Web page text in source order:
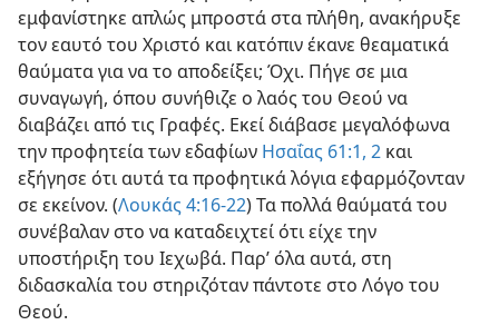
εμφανίστηκε απλώς μπροστά στα πλήθη, ανακήρυξε
τον εαυτό του Χριστό και κατόπιν έκανε θεαματικά
θαύματα για να το αποδείξει; Όχι. Πήγε σε μια
συναγωγή, όπου συνήθιζε ο λαός του Θεού να
διαβάζει από τις Γραφές. Εκεί διάβασε μεγαλόφωνα
την προφητεία των εδαφίων Ησαΐας 61:1, 2 και
εξήγησε ότι αυτά τα προφητικά λόγια εφαρμόζονταν
σε εκείνον. (Λουκάς 4:16-22) Τα πολλά θαύματά του
συνέβαλαν στο να καταδειχτεί ότι είχε την
υποστήριξη του Ιεχωβά. Παρ’ όλα αυτά, στη
διδασκαλία του στηριζόταν πάντοτε στο Λόγο του
Θεού.